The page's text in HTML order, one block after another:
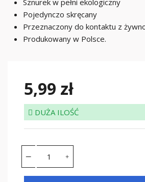
Sznurek w pełni ekologiczny
Pojedynczo skręcany
Przeznaczony do kontaktu z
Produkowany w Polsce.
5,99 zł
DUŻA ILOŚĆ